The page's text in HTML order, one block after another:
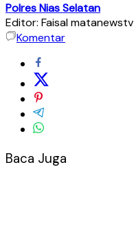
Polres Nias Selatan
Editor: Faisal matanewstv
Komentar
Baca Juga